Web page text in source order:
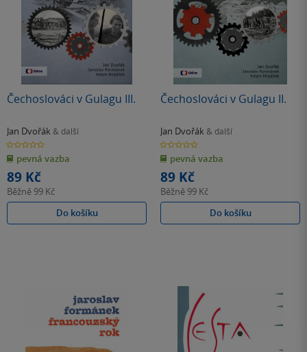
Čechoslováci v Gulagu III.
Jan Dvořák & další
0.0
z
5
hvězdiček
pevná vazba
89 Kč
Běžně 99 Kč
Do košíku
Čechoslováci v Gulagu II.
Jan Dvořák & další
0.0
z
5
hvězdiček
pevná vazba
89 Kč
Běžně 99 Kč
Do košíku